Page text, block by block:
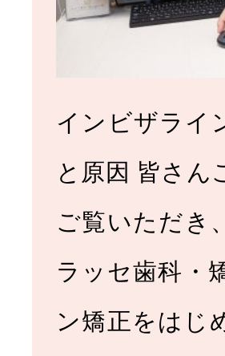
インビザライ
と原因 皆さん
ご覧いただき
ラッセ歯科・
ン矯正をはじ